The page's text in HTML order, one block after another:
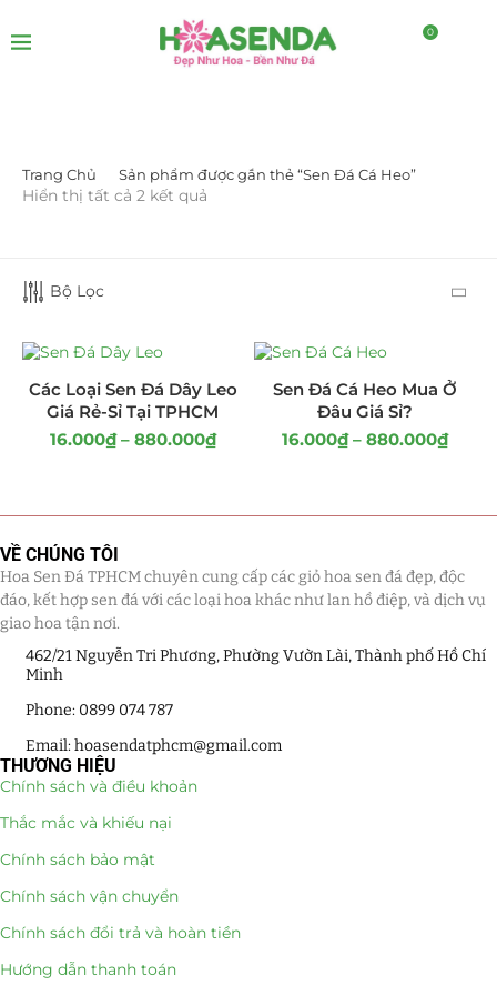
0
LỌC BỞI GIÁ
LỌC
Cây Sen Đá Giá Sỉ (137)
Chậu Sen Đá Mini
Hồ Điệp và Hoa Sen đá
Lũa Hồ Điệp Sen Đá
Tiểu Cảnh Lan Sen Đá
Hoa Tặng 14/2
Hoa Tặng 20/10
Trang Chủ Sản phẩm được gắn thẻ “Sen Đá Cá Heo”
Hiển thị tất cả 2 kết quả
Bộ Lọc
Các Loại Sen Đá Dây Leo
Giá Rẻ-Sỉ Tại TPHCM
16.000₫ – 880.000₫
Sen Đá Cá Heo Mua Ở
Đâu Giá Sỉ?
16.000₫ – 880.000₫
VỀ CHÚNG TÔI
Hoa Sen Đá TPHCM chuyên cung cấp các giỏ hoa sen đá đẹp, độc
đáo, kết hợp sen đá với các loại hoa khác như lan hồ điệp, và dịch vụ
giao hoa tận nơi.
462/21 Nguyễn Tri Phương, Phường Vườn Lài, Thành phố Hồ Chí
Minh
Phone: 0899 074 787
Email: hoasendatphcm@gmail.com
THƯƠNG HIỆU
Chính sách và điều khoản
Thắc mắc và khiếu nại
Chính sách bảo mật
Chính sách vận chuyển
Chính sách đổi trả và hoàn tiền
Hướng dẫn thanh toán